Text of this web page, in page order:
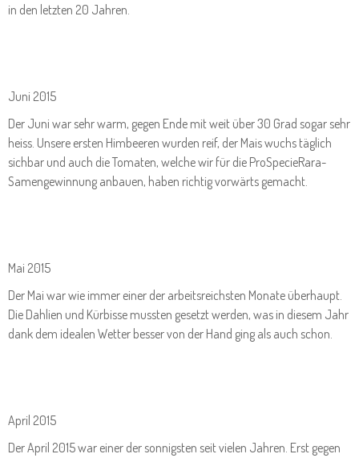
in den letzten 20 Jahren.
Juni 2015
Der Juni war sehr warm, gegen Ende mit weit über 30 Grad sogar sehr
heiss. Unsere ersten Himbeeren wurden reif, der Mais wuchs täglich
sichbar und auch die Tomaten, welche wir für die ProSpecieRara-
Samengewinnung anbauen, haben richtig vorwärts gemacht.
Mai 2015
Der Mai war wie immer einer der arbeitsreichsten Monate überhaupt.
Die Dahlien und Kürbisse mussten gesetzt werden, was in diesem Jahr
dank dem idealen Wetter besser von der Hand ging als auch schon.
April 2015
Der April 2015 war einer der sonnigsten seit vielen Jahren. Erst gegen